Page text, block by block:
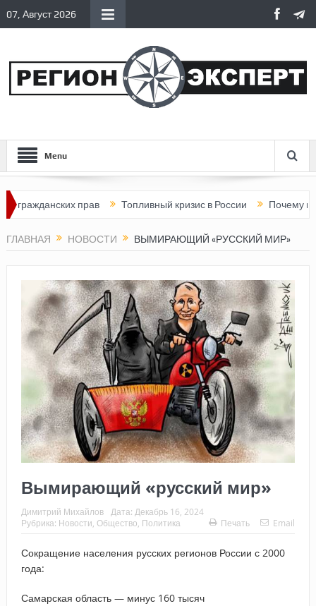
07, Август 2026
Menu
прав Топливный кризис в России Почему
ГЛАВНАЯ НОВОСТИ ВЫМИРАЮЩИЙ «РУССКИЙ МИР»
Вымирающий «русский мир»
Димитрий Михайлов Дата: Декабрь 16, 2024
Рубрика: Новости Общество Политика Печать Email
Сокращение населения русских регионов России с 2000
года:
Самарская область — минус 160 тысяч